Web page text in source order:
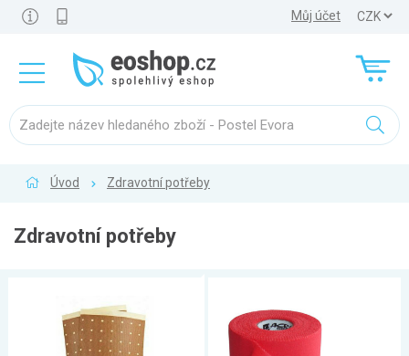
Můj účet
Úvod Zdravotní potřeby
Zdravotní potřeby